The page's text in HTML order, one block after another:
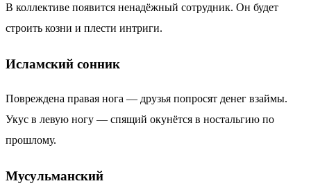
В коллективе появится ненадёжный сотрудник. Он будет
строить козни и плести интриги.
Исламский сонник
Повреждена правая нога — друзья попросят денег взаймы.
Укус в левую ногу — спящий окунётся в ностальгию по
прошлому.
Мусульманский